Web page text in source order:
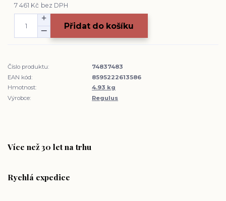
7 461 Kč bez DPH
Přidat do košíku
Číslo produktu:
74837483
EAN kód:
8595222613586
Hmotnost:
4.93 kg
Výrobce:
Regulus
Více než 30 let na trhu
Rychlá expedice